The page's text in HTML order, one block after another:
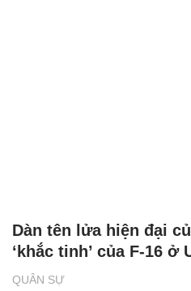
QUÂN SỰ
Dàn tên lửa hiện đại
‘khắc tinh’ của F-16 ở